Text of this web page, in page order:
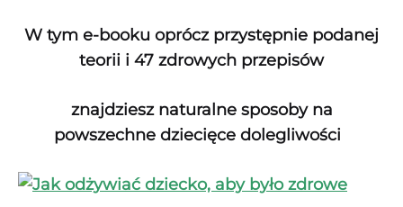
W tym e-booku oprócz przystępnie podanej
teorii i 47 zdrowych przepisów
znajdziesz naturalne sposoby na
powszechne dziecięce dolegliwości